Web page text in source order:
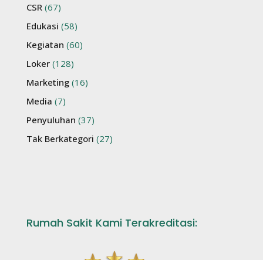
CSR (67)
Edukasi (58)
Kegiatan (60)
Loker (128)
Marketing (16)
Media (7)
Penyuluhan (37)
Tak Berkategori (27)
Rumah Sakit Kami Terakreditasi: